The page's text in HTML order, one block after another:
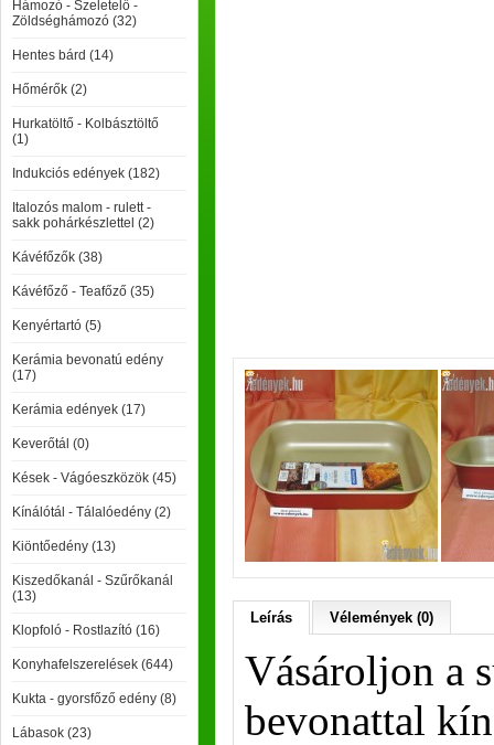
Hámozó - Szeletelő -
Zöldséghámozó (32)
Hentes bárd (14)
Hőmérők (2)
Hurkatöltő - Kolbásztöltő
(1)
Indukciós edények (182)
Italozós malom - rulett -
sakk pohárkészlettel (2)
Kávéfőzők (38)
Kávéfőző - Teafőző (35)
Kenyértartó (5)
Kerámia bevonatú edény
(17)
Kerámia edények (17)
Keverőtál (0)
Kések - Vágóeszközök (45)
Kínálótál - Tálalóedény (2)
Kiöntőedény (13)
Kiszedőkanál - Szűrőkanál
(13)
Klopfoló - Rostlazító (16)
Konyhafelszerelések (644)
Kukta - gyorsfőző edény (8)
Lábasok (23)
Leírás Vélemények (0)
Vásároljon a
bevonattal